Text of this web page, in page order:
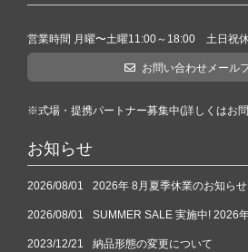
営業時間 月曜〜土曜11:00～18:00 土日祝
お問い合わせメール
※式場・提携パートナー募集中(詳しくはお
お知らせ
2026/08/01 2026年 8月夏季休業のお知らせ
2026/08/01 SUMMER SALE 実施中! 2026
2023/12/21 納品形態の変更について